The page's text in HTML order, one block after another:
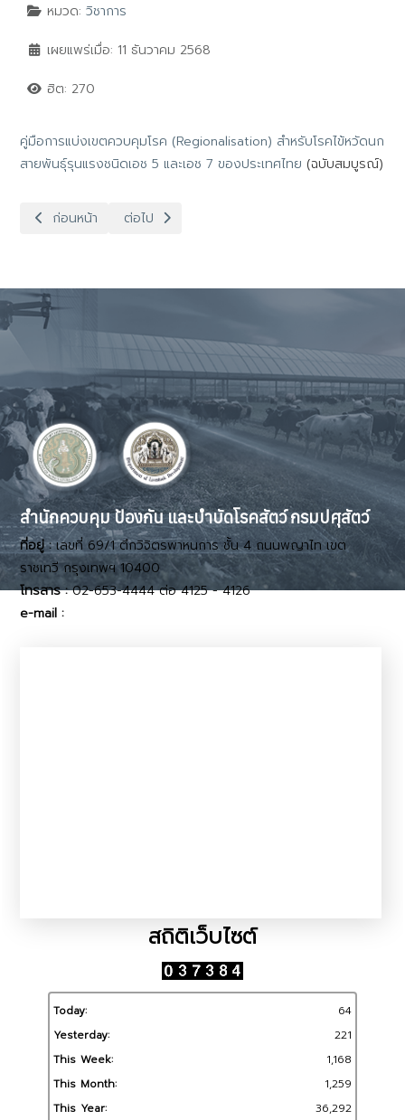
หมวด: วิชาการ
เผยแพร่เมื่อ: 11 ธันวาคม 2568
ฮิต: 270
คู่มือการแบ่งเขตควบคุมโรค (Regionalisation) สำหรับโรคไข้หวัดนก
สายพันธุ์รุนแรงชนิดเอช 5 และเอช 7 ของประเทศไทย (ฉบับสมบูรณ์)
เนื้อหาก่อนหน้า: คูู่มือการรับรองฟาร์มที่มีระบบการป้องกันโรคและก
ก่อนหน้า เนื้อหาถัดไป: แผนเผชิญเหตุ โรคแอนแทรกซ์ สำหรับเจ้
ต่อไป
สำนักควบคุม ป้องกัน และบำบัดโรคสัตว์ กรมปศุสัตว์
ที่อยู่ :เลขที่ 69/1 ตึกวิจิตรพาหนการ ชั้น 4 ถนนพญาไท เขต
ราชเทวี กรุงเทพฯ 10400
โทรสาร :02-653-4444 ต่อ 4125 - 4126
e-mail :
สถิติเว็บไซต์
Today:
64
Yesterday:
221
This Week:
1,168
This Month:
1,259
This Year:
36,292